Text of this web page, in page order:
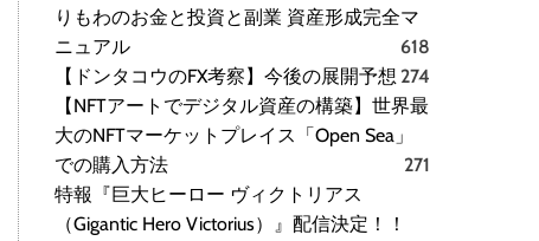
りもわのお金と投資と副業 資産形成完全マ
ニュアル
618
【ドンタコウのFX考察】今後の展開予想 274
【NFTアートでデジタル資産の構築】世界最
大のNFTマーケットプレイス「Open Sea」
での購入方法
271
特報『巨大ヒーロー ヴィクトリアス
（Gigantic Hero Victorius）』配信決定！！